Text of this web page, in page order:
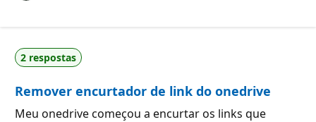
2 respostas
Remover encurtador de link do onedrive
Meu onedrive começou a encurtar os links que